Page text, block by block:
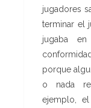
jugadores
terminar el
jugaba
porque
o nada
ejemplo,